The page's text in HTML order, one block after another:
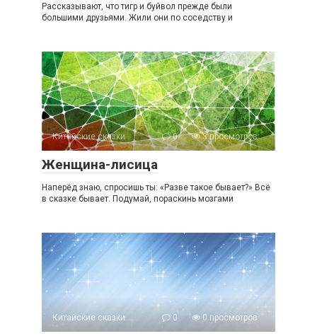
Рассказывают, что тигр и буйвол прежде были
большими друзьями. Жили они по соседству и
Китайские сказки 0 3 просмотров
Женщина-лисица
Наперёд знаю, спросишь ты: «Разве такое бывает?» Всё
в сказке бывает. Подумай, пораскинь мозгами
Китайские сказки 0 0 просмотров